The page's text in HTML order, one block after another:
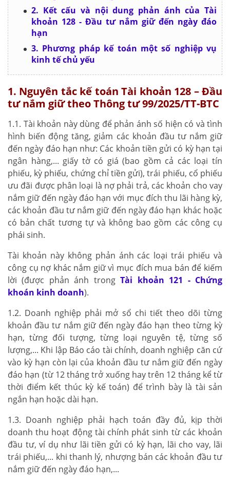
2. Kết cấu và nội dung phản ánh của Tài
khoản 128 - Đầu tư nắm giữ đến ngày đáo
hạn
3. Phương pháp kế toán một số nghiệp vụ
kinh tế chủ yếu
1. Nguyên tắc kế toán Tài khoản 128 – Đầu
tư nắm giữ theo Thông tư 99/2025/TT-BTC
1.1. Tài khoản này dùng để phản ánh số hiện có và tình
hình biến động tăng, giảm các khoản đầu tư nắm giữ
đến ngày đáo hạn như: Các khoản tiền gửi có kỳ hạn tại
ngân hàng,... giấy tờ có giá (bao gồm cả các loại tín
phiếu, kỳ phiếu, chứng chỉ tiền gửi), trái phiếu, cổ phiếu
ưu đãi được phân loại là nợ phải trả, các khoản cho vay
nắm giữ đến ngày đáo hạn với mục đích thu lãi hàng kỳ,
các khoản đầu tư nắm giữ đến ngày đáo hạn khác hoặc
có bản chất tương tự và không bao gồm các công cụ
phái sinh.
Tài khoản này không phản ánh các loại trái phiếu và
công cụ nợ khác nắm giữ vì mục đích mua bán để kiếm
lời (được phản ánh trongTài khoản 121 - Chứng
khoán kinh doanh).
1.2. Doanh nghiệp phải mở sổ chi tiết theo dõi từng
khoản đầu tư nắm giữ đến ngày đáo hạn theo từng kỳ
hạn, từng đối tượng, từng loại nguyên tệ, từng số
lượng,... Khi lập Báo cáo tài chính, doanh nghiệp căn cứ
vào kỳ hạn còn lại của khoản đầu tư nắm giữ đến ngày
đáo hạn (từ 12 tháng trở xuống hay trên 12 tháng kể từ
thời điểm kết thúc kỳ kế toán) để trình bày là tài sản
ngắn hạn hoặc dài hạn.
1.3. Doanh nghiệp phải hạch toán đầy đủ, kịp thời
doanh thu hoạt động tài chính phát sinh từ các khoản
đầu tư, ví dụ như lãi tiền gửi có kỳ hạn, lãi cho vay, lãi
trái phiếu,... khi thanh lý, nhượng bán các khoản đầu tư
nắm giữ đến ngày đáo hạn,...